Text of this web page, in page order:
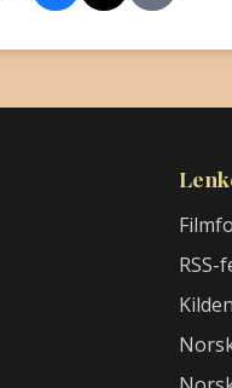
RSS-